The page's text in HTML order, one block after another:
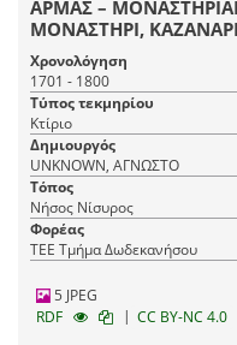
ΑΡΜΑΣ –
ΜΟΝΑΣΤΗΡΙ,
ΝΕΡΟΥ
Χρονολόγηση
1701 - 1800
Τύπος τεκμηρίου
Κτίριο
Δημιουργός
UNKNOWN, ΑΓΝΩΣΤΟ
Τόπος
Νήσος Νίσυρος
Φορέας
ΤΕΕ Τμήμα Δωδεκανήσου
5 JPEG
RDF
| CC BY-NC 4.0